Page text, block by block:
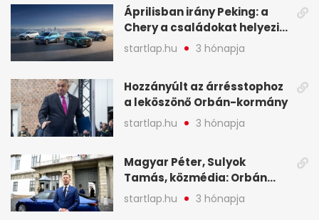
Áprilisban irány Peking: a
Chery a családokat helyezi
globális mobilitási
programja középpontjába
startlap.hu 3 hónapja
Hozzányúlt az árrésstophoz
a leköszönő Orbán-kormány
startlap.hu 3 hónapja
Magyar Péter, Sulyok
Tamás, közmédia: Orbán
Viktor április 13. óta hallgat,
közben pörögnek az
startlap.hu 3 hónapja